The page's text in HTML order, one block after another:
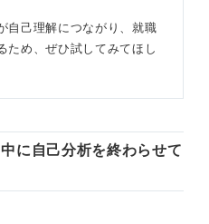
自己理解につながり、就職
ため、ぜひ試してみてほし
に自己分析を終わらせて